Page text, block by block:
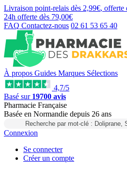
Livraison point-relais dès 2,99€, offerte
24h offerte dès 79,00€
FAQ Contactez-nous 02 61 53 65 40
À propos Guides Marques Sélections
4,7/5
Basé sur 19700 avis
Pharmacie Française
Basée en Normandie depuis 26 ans
Recherche par mot-clé :
Connexion
Se connecter
Créer un compte